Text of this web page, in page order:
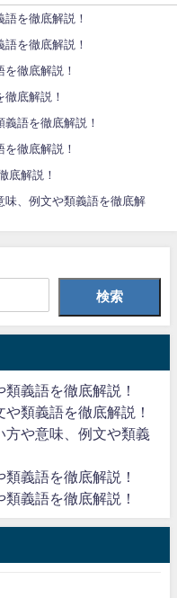
語を徹底解説！
語を徹底解説！
を徹底解説！
徹底解説！
義語を徹底解説！
を徹底解説！
底解説！
味、例文や類義語を徹底解
検索
義語を徹底解説！
類義語を徹底解説！
方や意味、例文や類義
義語を徹底解説！
義語を徹底解説！